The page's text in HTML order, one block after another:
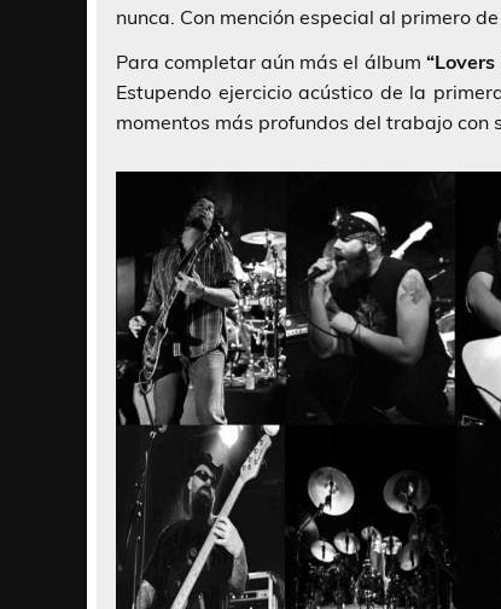
nunca. Con mención especial al primero
Para completar aún más el álbum “Lovers
Estupendo ejercicio acústico de la
momentos más profundos del trabajo con